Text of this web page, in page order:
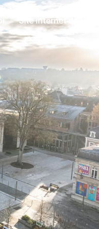
Site internet de la